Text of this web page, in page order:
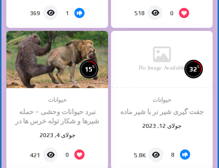
0
518
1
369
No Image Available 32%
حیوانات
جفت گیری شیر نر با شیر ماده
جولای 12, 2023
8
5.8K
15%
حیوانات
نبرد حیوانات وحشی – حمله
شیرها و شکار توله خرس ها در
جولای 4, 2023
0
421